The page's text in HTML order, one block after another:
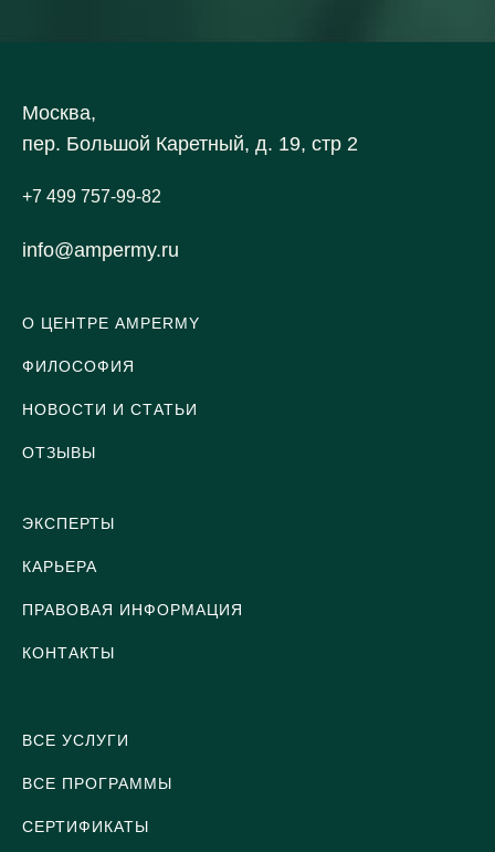
О ЦЕНТРЕ AMPERMY
ФИЛОСОФИЯ
НОВОСТИ И СТАТЬИ
ОТЗЫВЫ
ЭКСПЕРТЫ
КАРЬЕРА
ПРАВОВАЯ ИНФОРМАЦИЯ
КОНТАКТЫ
ВСЕ УСЛУГИ
ВСЕ ПРОГРАММЫ
СЕРТИФИКАТЫ
Москва,
пер. Большой Каретный, д. 19, стр 2
+7 499 757-99-82
info@ampermy.ru